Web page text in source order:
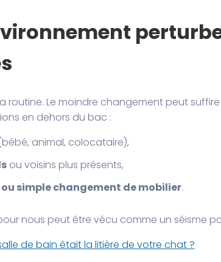
routine. Le moindre changement peut
en dehors du bac :
animal, colocataire),
ou voisins plus présents,
simple changement de mobilier.
nous peut être vécu comme un séisme
de bain était la litière de votre chat ?